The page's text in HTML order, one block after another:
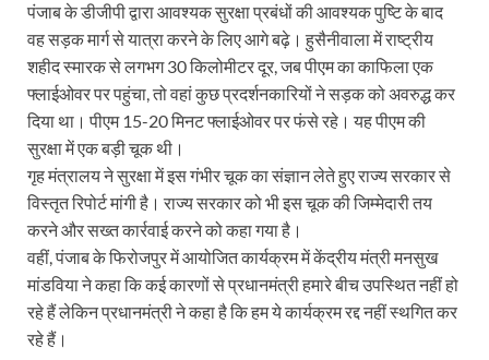
पंजाब के डीजीपी द्वारा आवश्यक सुरक्षा प्रबंधों की आवश्यक पुष्टि के बाद
वह सड़क मार्ग से यात्रा करने के लिए आगे बढ़े। हुसैनीवाला में राष्ट्रीय
शहीद स्मारक से लगभग 30 किलोमीटर दूर, जब पीएम का काफिला एक
फ्लाईओवर पर पहुंचा, तो वहां कुछ प्रदर्शनकारियों ने सड़क को अवरुद्ध कर
दिया था। पीएम 15-20 मिनट फ्लाईओवर पर फंसे रहे। यह पीएम की
सुरक्षा में एक बड़ी चूक थी।
गृह मंत्रालय ने सुरक्षा में इस गंभीर चूक का संज्ञान लेते हुए राज्य सरकार से
विस्तृत रिपोर्ट मांगी है। राज्य सरकार को भी इस चूक की जिम्मेदारी तय
करने और सख्त कार्रवाई करने को कहा गया है।
वहीं, पंजाब के फिरोजपुर में आयोजित कार्यक्रम में केंद्रीय मंत्री मनसुख
मांडविया ने कहा कि कई कारणों से प्रधानमंत्री हमारे बीच उपस्थित नहीं हो
रहे हैं लेकिन प्रधानमंत्री ने कहा है कि हम ये कार्यक्रम रद्द नहीं स्थगित कर
रहे हैं।